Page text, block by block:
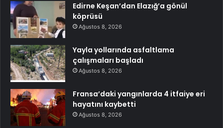
Edirne Keşan’dan Elazığ’a gönül
köprüsü
Ağustos 8, 2026
Yayla yollarında asfaltlama
çalışmaları başladı
Ağustos 8, 2026
Fransa’daki yangınlarda 4 itfaiye eri
hayatını kaybetti
Ağustos 8, 2026